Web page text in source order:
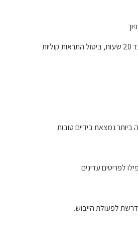
ביותר נמצאת בידיים טובות
לפריטים עדינים